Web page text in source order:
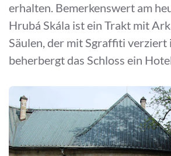
erhalten. Bemerkenswert am
Hrubá Skála ist ein Trakt mit
Säulen, der mit Sgraffiti verziert
beherbergt das Schloss ein